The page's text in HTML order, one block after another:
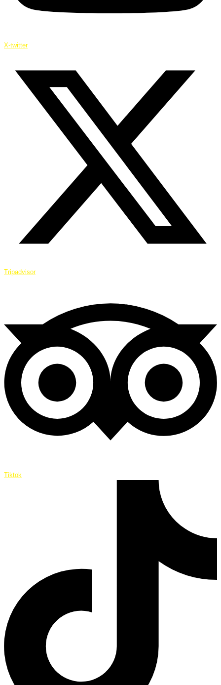
X-twitter
Tripadvisor
Tiktok